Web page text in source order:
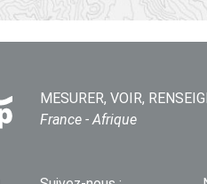
MESURER, VOIR,
France - Afrique